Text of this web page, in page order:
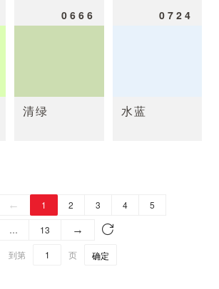
0666
清绿
0724
水蓝
← 1 2 3 4 5
… 13 →
到第 页 确定